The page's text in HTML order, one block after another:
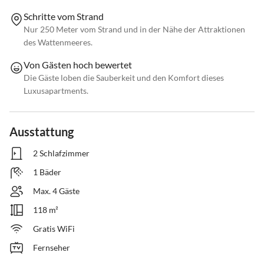
Schritte vom Strand
Nur 250 Meter vom Strand und in der Nähe der Attraktionen
des Wattenmeeres.
Von Gästen hoch bewertet
Die Gäste loben die Sauberkeit und den Komfort dieses
Luxusapartments.
Ausstattung
2 Schlafzimmer
1 Bäder
Max. 4 Gäste
118 m²
Gratis WiFi
Fernseher